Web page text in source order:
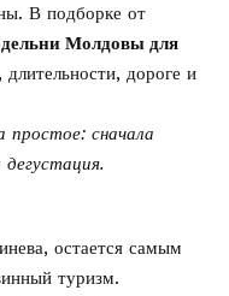
В подборке от
Молдовы для
дороге и
простое: сначала
остается самым
туризм.